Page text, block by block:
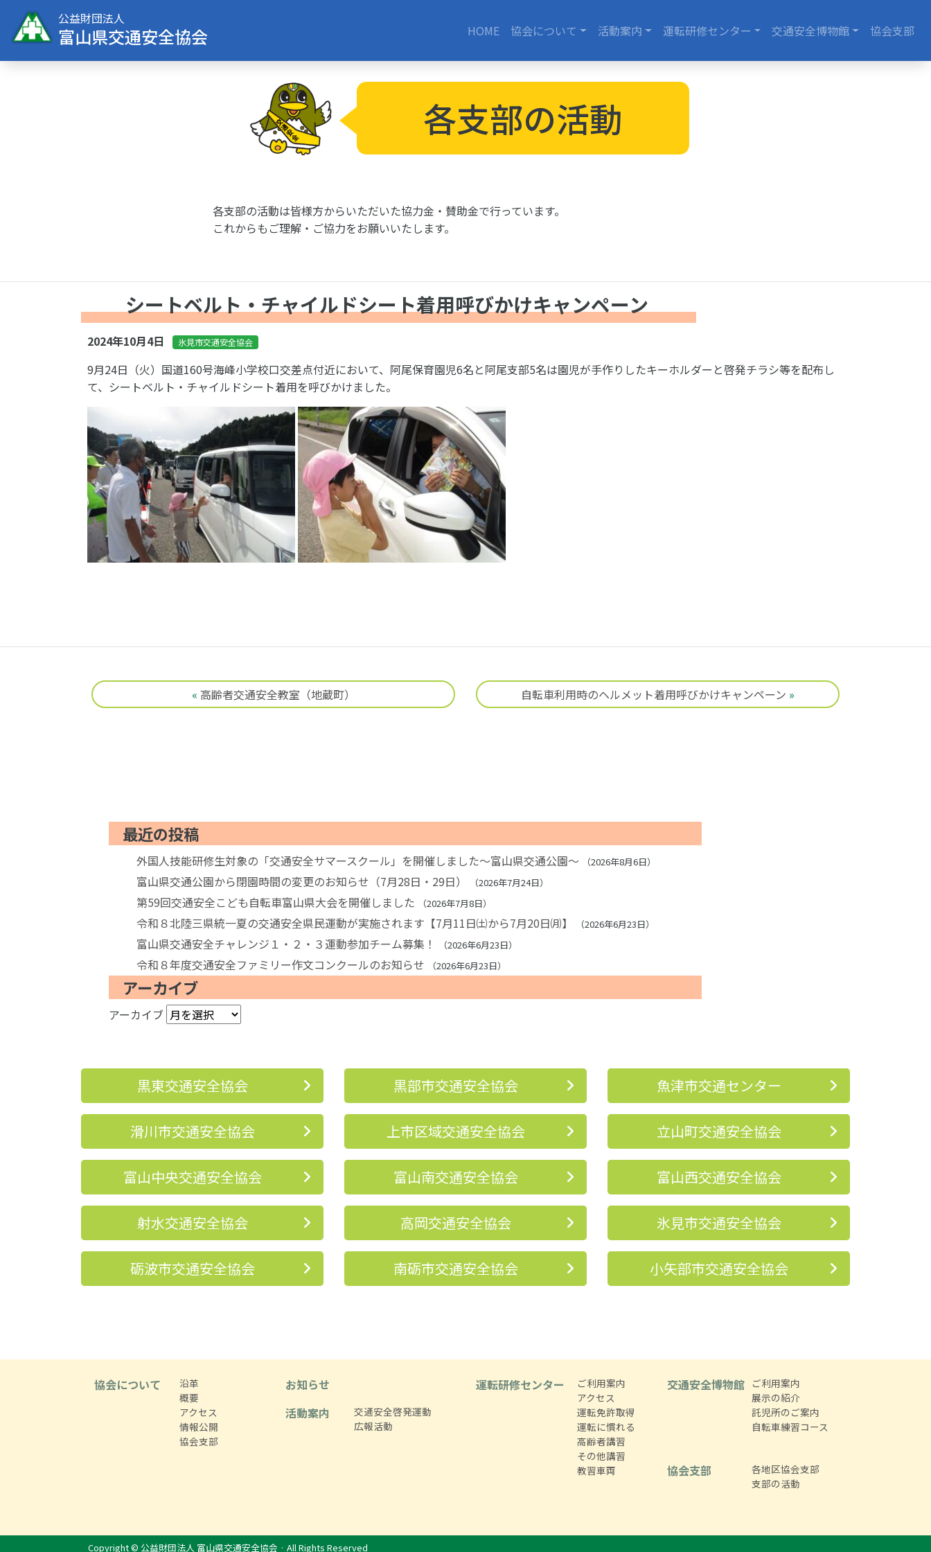
公益財団法人
富山県交通安全協会 HOME 協会について 活動案内 運転研修センター 交通安全博物館 協会支部
各支部の活動
各支部の活動は皆様方からいただいた協力金・賛助金で行っています。
これからもご理解・ご協力をお願いいたします。
シートベルト・チャイルドシート着用呼びかけキャンペーン
2024年10月4日 氷見市交通安全協会
9月24日（火）国道160号海峰小学校口交差点付近において、阿尾保育園児6名と阿尾支部5名は園児が手作りしたキーホルダーと啓発チラシ等を配布し
て、シートベルト・チャイルドシート着用を呼びかけました。
« 高齢者交通安全教室（地蔵町） 自転車利用時のヘルメット着用呼びかけキャンペーン »
最近の投稿
外国人技能研修生対象の「交通安全サマースクール」を開催しました～富山県交通公園～ 2026年8月6日
富山県交通公園から閉園時間の変更のお知らせ（7月28日・29日） 2026年7月24日
第59回交通安全こども自転車富山県大会を開催しました 2026年7月8日
令和８北陸三県統一夏の交通安全県民運動が実施されます【7月11日㈯から7月20日㈪】 2026年6月23日
富山県交通安全チャレンジ１・２・３運動参加チーム募集！ 2026年6月23日
令和８年度交通安全ファミリー作文コンクールのお知らせ 2026年6月23日
アーカイブ
アーカイブ
黒東交通安全協会 黒部市交通安全協会 魚津市交通センター
滑川市交通安全協会 上市区域交通安全協会 立山町交通安全協会
富山中央交通安全協会 富山南交通安全協会 富山西交通安全協会
射水交通安全協会 高岡交通安全協会 氷見市交通安全協会
砺波市交通安全協会 南砺市交通安全協会 小矢部市交通安全協会
協会について
沿革
概要
アクセス
情報公開
協会支部
お知らせ
活動案内
交通安全啓発運動
広報活動
運転研修センター
ご利用案内
アクセス
運転免許取得
運転に慣れる
高齢者講習
その他講習
教習車両
交通安全博物館
ご利用案内
展示の紹介
託児所のご案内
自転車練習コース
協会支部
各地区協会支部
支部の活動
Copyright © 公益財団法人 富山県交通安全協会 · All Rights Reserved